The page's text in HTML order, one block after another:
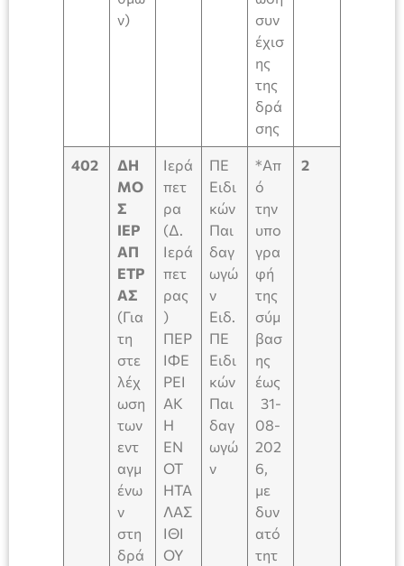
ν)
συν
έχισ
ης
της
δρά
σης
402
ΔΗ
ΜΟ
Σ
ΙΕΡ
ΑΠ
ΕΤΡ
ΑΣ
(Για
τη
στε
λέχ
ωση
των
εντ
αγμ
ένω
ν
στη
δρά
Ιερά
πετ
ρα
(Δ.
Ιερά
πετ
ρας
)
ΠΕΡ
ΙΦΕ
ΡΕΙ
ΑΚ
Η
ΕΝ
ΟΤ
ΗΤΑ
ΛΑΣ
ΙΘΙ
ΟΥ
ΠΕ
Ειδι
κών
Παι
δαγ
ωγώ
ν
Ειδ.
ΠΕ
Ειδι
κών
Παι
δαγ
ωγώ
ν
*Απ
ό
την
υπο
γρα
φή
της
σύμ
βασ
ης
έως
31-
08-
202
6,
με
δυν
ατό
τητ
2